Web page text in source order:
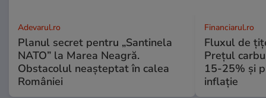
Adevarul.ro
Planul secret pentru „Santinela
NATO” la Marea Neagră.
Obstacolul neașteptat în calea
României
Financiarul.ro
Fluxul de
Prețul
15-25% și
inflație